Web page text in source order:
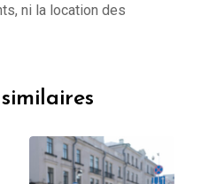
ni la location des